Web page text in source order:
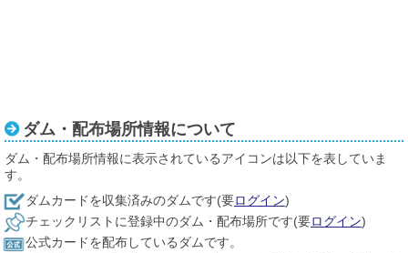
ダム・配布場所情報について
ダム・配布場所情報に表示されているアイコンは以下を表していま
す。
ダムカードを収集済みのダムです(要ログイン)
チェックリストに登録中のダム・配布場所です(要ログイン)
公式カードを配布しているダムです。